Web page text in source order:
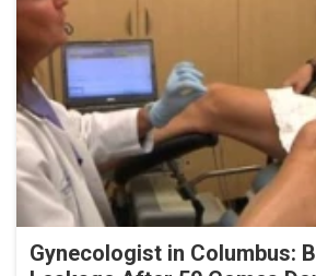
Gynecologist in Columbus: